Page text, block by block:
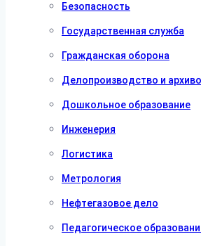
Безопасность
Государственная служба
Гражданская оборона
Делопроизводство и
Дошкольное образование
Инженерия
Логистика
Метрология
Нефтегазовое дело
Педагогическое